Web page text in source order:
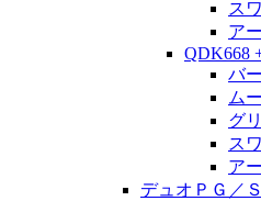
ス
ア
QDK668
バー
ム
グ
ス
ア
デュオＰＧ／